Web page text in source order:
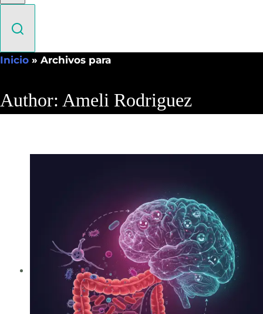
Inicio » Archivos para
Author: Ameli Rodriguez